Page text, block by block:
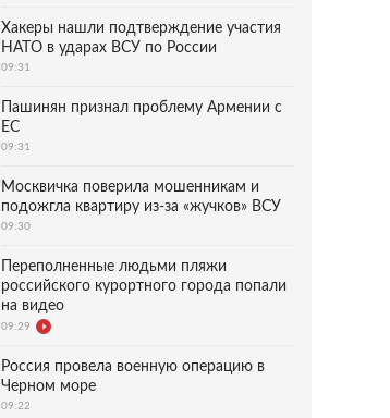
Хакеры нашли подтверждение участия
НАТО в ударах ВСУ по России
09:31
Пашинян признал проблему Армении с
ЕС
09:31
Москвичка поверила мошенникам и
подожгла квартиру из-за «жучков» ВСУ
09:30
Переполненные людьми пляжи
российского курортного города попали
на видео
09:29
Россия провела военную операцию в
Черном море
09:22